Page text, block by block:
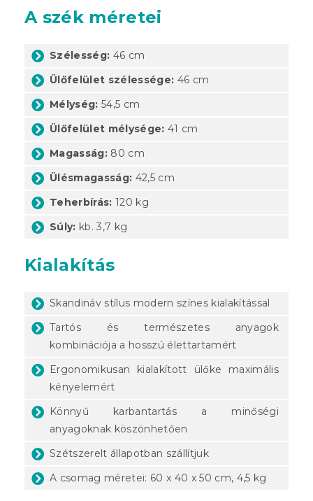
A szék méretei
Szélesség: 46 cm
Ülőfelület szélessége: 46 cm
Mélység: 54,5 cm
Ülőfelület mélysége: 41 cm
Magasság: 80 cm
Ülésmagasság: 42,5 cm
Teherbírás: 120 kg
Súly: kb. 3,7 kg
Kialakítás
Skandináv stílus modern színes kialakítással
Tartós és természetes anyagok
kombinációja a hosszú élettartamért
Ergonomikusan kialakított ülőke maximális
kényelemért
Könnyű karbantartás a minőségi
anyagoknak köszönhetően
Szétszerelt állapotban szállítjuk
A csomag méretei: 60 x 40 x 50 cm, 4,5 kg